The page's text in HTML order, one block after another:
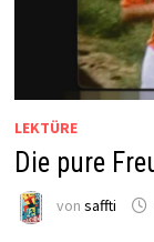
LEKTÜRE
Die pure
von saffti